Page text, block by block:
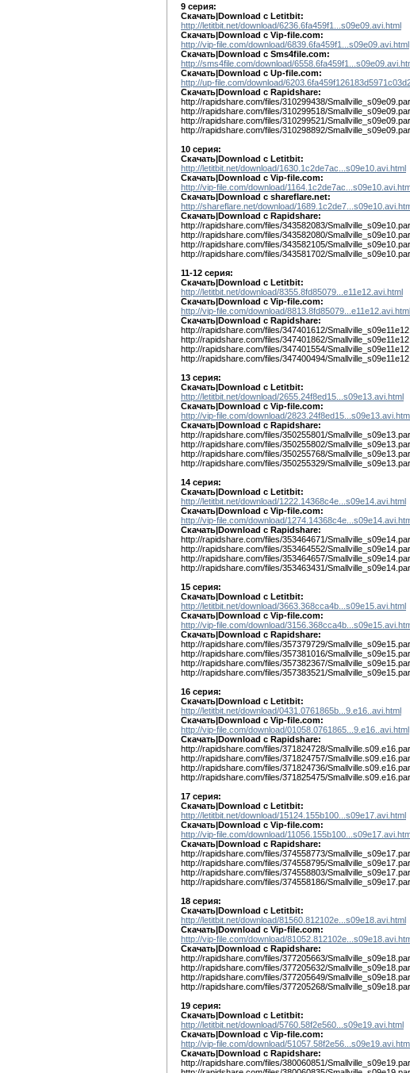
9 серия:
Скачать|Download с Letitbit:
http://letitbit.net/download/6236.6fa459f1...s09e09.avi.html
Скачать|Download с Vip-file.com:
http://vip-file.com/download/6839.6fa459f1...s09e09.avi.html
Скачать|Download с Sms4file.com:
http://sms4file.com/download/
Скачать|Download с Up-file.com:
http://up-file.com/download/
Скачать|Download c Rapidshare:
http://rapidshare.com/files/310299438/
http://rapidshare.com/files/310299518/
http://rapidshare.com/files/310299521/
http://rapidshare.com/files/310298892/
10 серия:
Скачать|Download с Letitbit:
http://letitbit.net/download/1630.1c2de7ac...s09e10.avi.html
Скачать|Download с Vip-file.com:
http://vip-file.com/download/
Скачать|Download c shareflare.net:
http://shareflare.net/download/
Скачать|Download c Rapidshare:
http://rapidshare.com/files/343582083/
http://rapidshare.com/files/343582080/
http://rapidshare.com/files/343582105/
http://rapidshare.com/files/343581702/
11-12 серия:
Скачать|Download с Letitbit:
http://letitbit.net/download/8355.8fd85079...e11e12.avi.html
Скачать|Download с Vip-file.com:
http://vip-file.com/download/8813.8fd85079...e11e12.avi.html
Скачать|Download c Rapidshare:
http://rapidshare.com/files/347401612/
http://rapidshare.com/files/347401862/
http://rapidshare.com/files/347401554/
http://rapidshare.com/files/347400494/
13 серия:
Скачать|Download с Letitbit:
http://letitbit.net/download/2655.24f8ed15...s09e13.avi.html
Скачать|Download с Vip-file.com:
http://vip-file.com/download/
Скачать|Download c Rapidshare:
http://rapidshare.com/files/350255801/
http://rapidshare.com/files/350255802/
http://rapidshare.com/files/350255768/
http://rapidshare.com/files/350255329/
14 серия:
Скачать|Download с Letitbit:
http://letitbit.net/download/1222.14368c4e...s09e14.avi.html
Скачать|Download с Vip-file.com:
http://vip-file.com/download/
Скачать|Download c Rapidshare:
http://rapidshare.com/files/353464671/
http://rapidshare.com/files/353464552/
http://rapidshare.com/files/353464657/
http://rapidshare.com/files/353463431/
15 серия:
Скачать|Download с Letitbit:
http://letitbit.net/download/3663.368cca4b...s09e15.avi.html
Скачать|Download с Vip-file.com:
http://vip-file.com/download/
Скачать|Download c Rapidshare:
http://rapidshare.com/files/357379729/
http://rapidshare.com/files/357381016/
http://rapidshare.com/files/357382367/
http://rapidshare.com/files/357383521/
16 серия:
Скачать|Download с Letitbit:
http://letitbit.net/download/0431.0761865b...9.e16..avi.html
Скачать|Download с Vip-file.com:
http://vip-file.com/download/01058.0761865...9.e16..avi.html
Скачать|Download c Rapidshare:
http://rapidshare.com/files/371824728/
http://rapidshare.com/files/371824757/
http://rapidshare.com/files/371824736/
http://rapidshare.com/files/371825475/
17 серия:
Скачать|Download с Letitbit:
http://letitbit.net/download/15124.155b100...s09e17.avi.html
Скачать|Download с Vip-file.com:
http://vip-file.com/download/
Скачать|Download c Rapidshare:
http://rapidshare.com/files/374558773/
http://rapidshare.com/files/374558795/
http://rapidshare.com/files/374558803/
http://rapidshare.com/files/374558186/
18 серия:
Скачать|Download с Letitbit:
http://letitbit.net/download/81560.812102e...s09e18.avi.html
Скачать|Download с Vip-file.com:
http://vip-file.com/download/
Скачать|Download c Rapidshare:
http://rapidshare.com/files/377205663/
http://rapidshare.com/files/377205632/
http://rapidshare.com/files/377205649/
http://rapidshare.com/files/377205268/
19 серия:
Скачать|Download с Letitbit:
http://letitbit.net/download/5760.58f2e560...s09e19.avi.html
Скачать|Download с Vip-file.com:
http://vip-file.com/download/
Скачать|Download c Rapidshare:
http://rapidshare.com/files/380060851/